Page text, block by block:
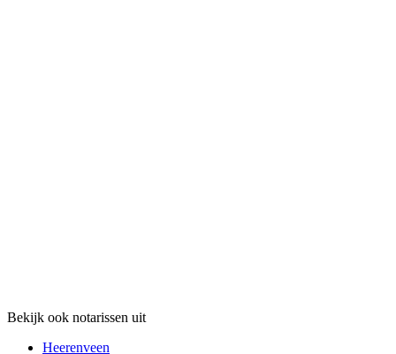
Bekijk ook notarissen uit
Heerenveen